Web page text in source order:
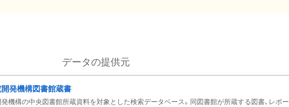
データの提供元
発機構図書館蔵書
機構の中央図書館所蔵資料を対象とした検索データベース。同図書館が所蔵する図書、レポー